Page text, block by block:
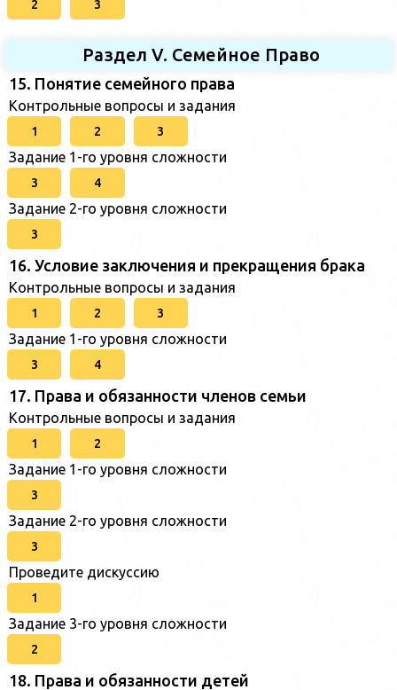
2 3
Раздел V. Семейное Право
15. Понятие семейного права
Контрольные вопросы и задания
1 2 3
Задание 1-го уровня сложности
3 4
Задание 2-го уровня сложности
3
16. Условие заключения и прекращения брака
Контрольные вопросы и задания
1 2 3
Задание 1-го уровня сложности
3 4
17. Права и обязанности членов семьи
Контрольные вопросы и задания
1 2
Задание 1-го уровня сложности
3
Задание 2-го уровня сложности
3
Проведите дискуссию
1
Задание 3-го уровня сложности
2
18. Права и обязанности детей